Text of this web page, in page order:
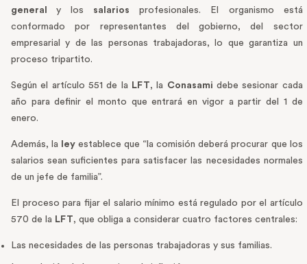
generaly los salarios profesionales. El organismo está
conformado por representantes del gobierno, del sector
empresarial y de las personas trabajadoras, lo que garantiza un
proceso tripartito.
Según el artículo 551 de la LFT, la Conasami debe sesionar cada
año para definir el monto que entrará en vigor a partir del 1 de
enero.
Además, la ley establece que “la comisión deberá procurar que los
salarios sean suficientes para satisfacer las necesidades normales
de un jefe de familia”.
El proceso para fijar el salario mínimo está regulado por el artículo
570 de la LFT, que obliga a considerar cuatro factores centrales:
Las necesidades de las personas trabajadoras y sus familias.